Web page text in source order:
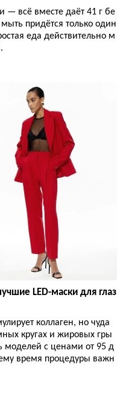
— всё вместе даёт 41 г бе
придётся только один
еда действительно м
LED-маски для глаз
коллаген, но чуда
кругах и жировых гры
моделей с ценами от 95 д
время процедуры важн